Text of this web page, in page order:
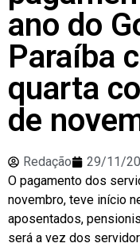
ano do
Paraíba
quarta
de
Redação
29/11/
O pagamento dos
novembro, teve início
aposentados,
será a vez dos